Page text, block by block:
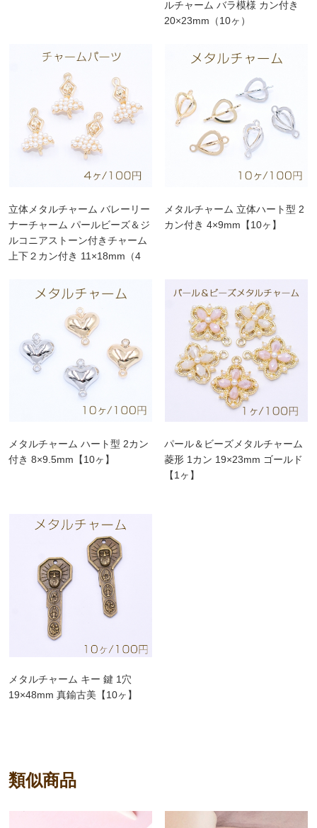
ルチャーム バラ模様 カン付き
20×23mm（10ヶ）
立体メタルチャーム バレーリー
ナーチャーム パールビーズ＆ジ
ルコニアストーン付きチャーム
上下２カン付き 11×18mm（4
メタルチャーム 立体ハート型 2
カン付き 4×9mm【10ヶ】
メタルチャーム ハート型 2カン
付き 8×9.5mm【10ヶ】
パール＆ビーズメタルチャーム
菱形 1カン 19×23mm ゴールド
【1ヶ】
メタルチャーム キー 鍵 1穴
19×48mm 真鍮古美【10ヶ】
類似商品